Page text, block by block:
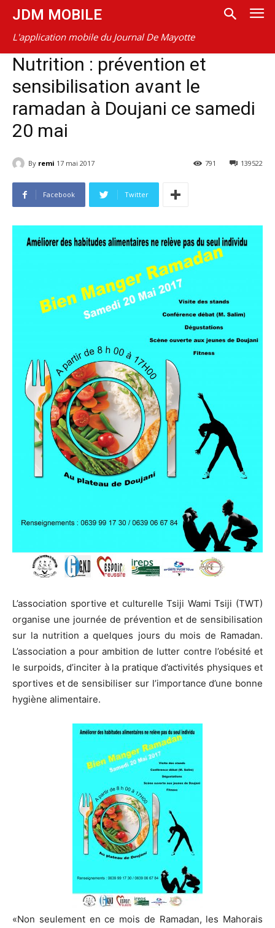
JDM MOBILE
L'application mobile du Journal De Mayotte
Nutrition : prévention et
sensibilisation avant le
ramadan à Doujani ce samedi
20 mai
By remi 17 mai 2017 139522
791
Facebook Twitter
L’association sportive et culturelle Tsiji Wami Tsiji (TWT)
organise une journée de prévention et de sensibilisation
sur la nutrition a quelques jours du mois de Ramadan.
L’association a pour ambition de lutter contre l’obésité et
le surpoids, d’inciter à la pratique d’activités physiques et
sportives et de sensibiliser sur l’importance d’une bonne
hygiène alimentaire.
«Non seulement en ce mois de Ramadan, les Mahorais